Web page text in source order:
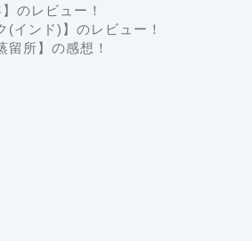
のレビュー！
(インド)】のレビュー！
留所】の感想！